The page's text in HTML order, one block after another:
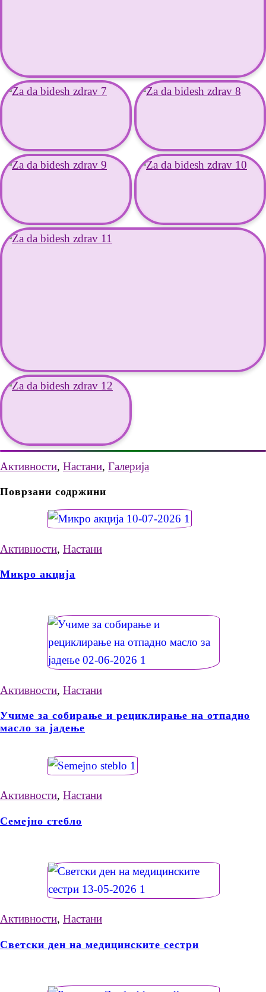
Активности, Настани, Галерија
Поврзани содржини
Активности, Настани
Микро акција
Активности, Настани
Учиме за собирање и рециклирање на отпадно
масло за јадење
Активности, Настани
Семејно стебло
Активности, Настани
Светски ден на медицинските сестри